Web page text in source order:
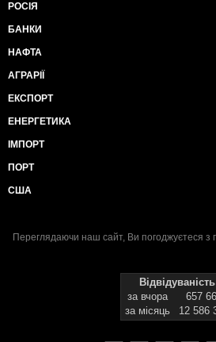
РОСІЯ
БАНКИ
НАФТА
АГРАРІЇ
ЕКСПОРТ
ЕНЕРГЕТИКА
ІМПОРТ
ПОРТ
США
Переглядаючи наш сайт, Ви погоджуєтеся з
Відвідуваність
за вчора
657
за місяць
12 586